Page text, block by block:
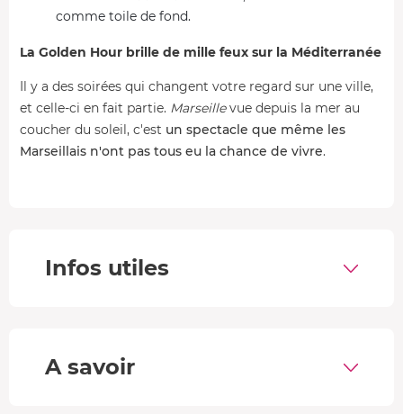
comme toile de fond.
La Golden Hour brille de mille feux sur la Méditerranée
Il y a des soirées qui changent votre regard sur une ville,
et celle-ci en fait partie. Marseillevue depuis la mer au
coucher du soleil, c'est un spectacle que même les
Marseillais n'ont pas tous eu la chance de vivre.
falaises calcaires.
Infos utiles
A savoir